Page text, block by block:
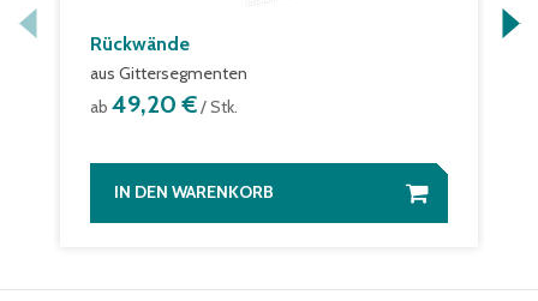
Rückwände
aus Gittersegmenten
ab 49,20 €/ Stk.
IN DEN WARENKORB